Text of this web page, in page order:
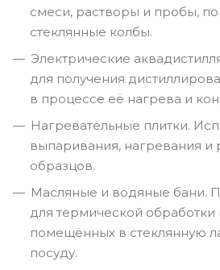
смеси, растворы и пробы,
стеклянные колбы.
Электрические
для получения
в процессе её нагрева и
Нагревательные плитки.
выпаривания, нагревания и
образцов.
Масляные и водяные бани.
для термической обработки
помещённых в стеклянную
посуду.